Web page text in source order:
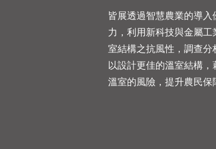
皆展透過智慧農業的導入
力，利用新科技與金屬工
室結構之抗風性，調查分
以設計更佳的溫室結構
溫室的風險，提升農民保